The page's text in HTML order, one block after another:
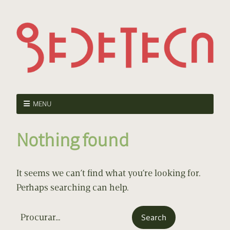
MENU
Nothing found
It seems we can’t find what you’re looking for.
Perhaps searching can help.